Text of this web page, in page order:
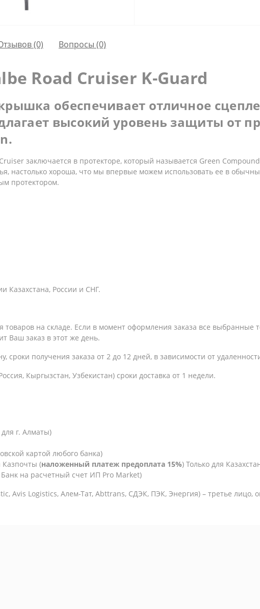
(0) Вопросы (0)
Road Cruiser K-Guard
обеспечивает отличное
высокий уровень защиты от
заключается в протекторе, который называется Green
настолько хороша, что мы впервые можем использовать ее в
протектором.
Казахстана, России и СНГ.
товаров на складе. Если в момент оформления заказа все
Ваш заказ в этот же день.
сроки получения заказа от 2 до 12 дней, в зависимости от
Кыргызстан, Узбекистан) сроки доставка от 1 недели.
г. Алматы)
картой любого банка)
Казпочты (наложенный платеж предоплата 15%) Только для
на расчетный счет ИП Pro Market)
Avis Logistics, Алем-Тат, Abttrans, СДЭК, ПЭК, Энергия) – третье лицо,